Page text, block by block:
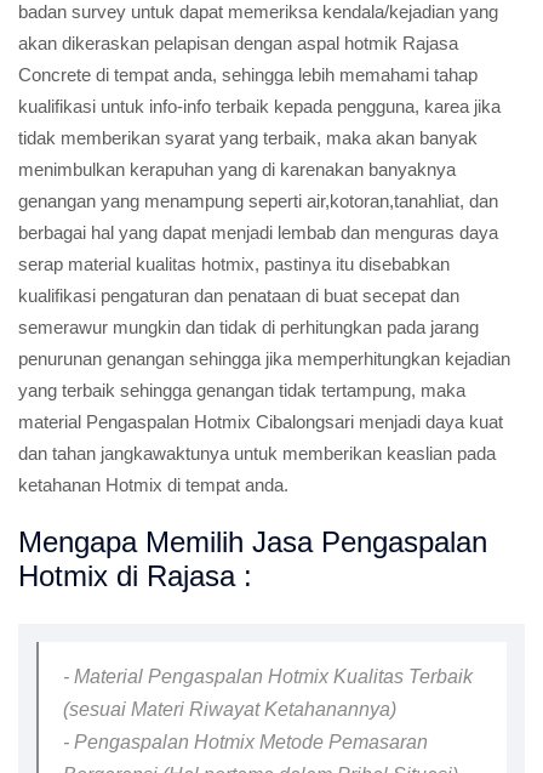
badan survey untuk dapat memeriksa kendala/kejadian yang
akan dikeraskan pelapisan dengan aspal hotmik Rajasa
Concrete di tempat anda, sehingga lebih memahami tahap
kualifikasi untuk info-info terbaik kepada pengguna, karea jika
tidak memberikan syarat yang terbaik, maka akan banyak
menimbulkan kerapuhan yang di karenakan banyaknya
genangan yang menampung seperti air,kotoran,tanahliat, dan
berbagai hal yang dapat menjadi lembab dan menguras daya
serap material kualitas hotmix, pastinya itu disebabkan
kualifikasi pengaturan dan penataan di buat secepat dan
semerawur mungkin dan tidak di perhitungkan pada jarang
penurunan genangan sehingga jika memperhitungkan kejadian
yang terbaik sehingga genangan tidak tertampung, maka
material Pengaspalan Hotmix Cibalongsari menjadi daya kuat
dan tahan jangkawaktunya untuk memberikan keaslian pada
ketahanan Hotmix di tempat anda.
Mengapa Memilih Jasa Pengaspalan
Hotmix di Rajasa :
- Material Pengaspalan Hotmix Kualitas Terbaik
(sesuai Materi Riwayat Ketahanannya)
- Pengaspalan Hotmix Metode Pemasaran